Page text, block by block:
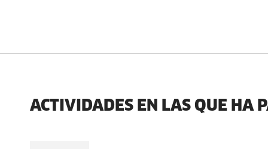
ACTIVIDADES EN LAS QUE HA